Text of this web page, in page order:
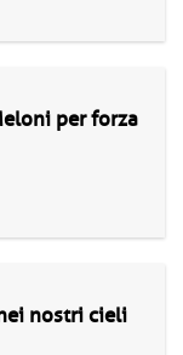
per forza
nostri cieli